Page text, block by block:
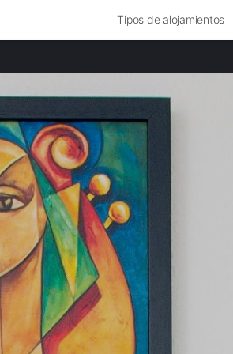
Tipos de alojamientos
rurales en Alto Vienne provincia
rurales en Corrèze provincia
rurales en Puy-de-Dôme provincia
rurales en Indre provincia
en Auvernia provincia
en Cher provincia
rurales en Allier provincia